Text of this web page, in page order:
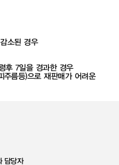
소된 경우
후 7일을 경과한 경우
주름등)으로 재판매가 어려운
담당자